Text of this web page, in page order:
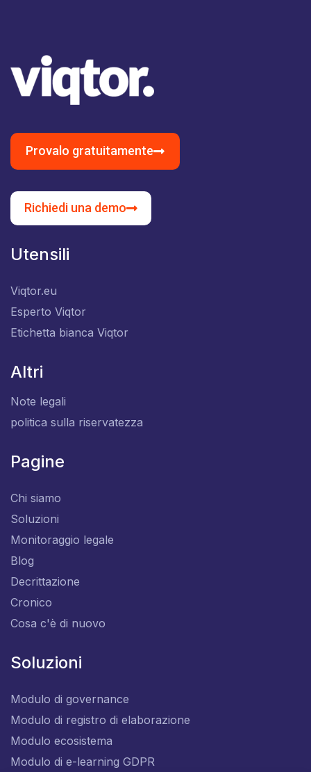
Provalo gratuitamente
Richiedi una demo
Utensili
Viqtor.eu
Esperto Viqtor
Etichetta bianca Viqtor
Altri
Note legali
politica sulla riservatezza
Pagine
Chi siamo
Soluzioni
Monitoraggio legale
Blog
Decrittazione
Cronico
Cosa c'è di nuovo
Soluzioni
Modulo di governance
Modulo di registro di elaborazione
Modulo ecosistema
Modulo di e-learning GDPR